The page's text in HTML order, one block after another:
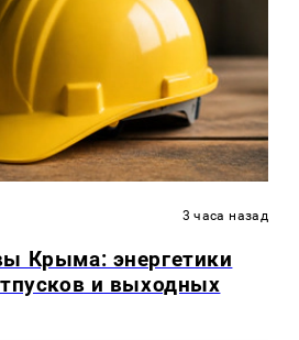
3 часа назад
Крыма: энергетики
и выходных